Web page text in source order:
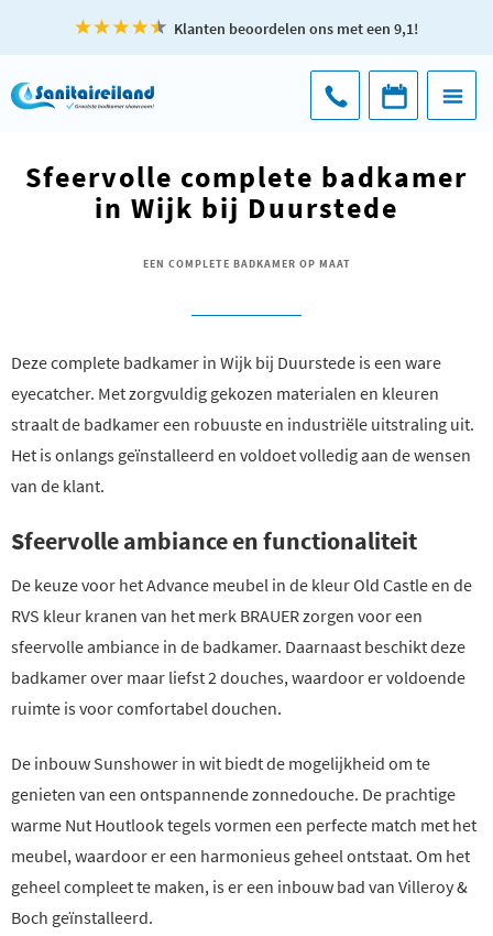
Klanten beoordelen ons met een 9,1!
Sfeervolle complete badkamer
in Wijk bij Duurstede
EEN COMPLETE BADKAMER OP MAAT
Deze complete badkamer in Wijk bij Duurstede is een ware
eyecatcher. Met zorgvuldig gekozen materialen en kleuren
straalt de badkamer een robuuste en industriële uitstraling uit.
Het is onlangs geïnstalleerd en voldoet volledig aan de wensen
van de klant.
Sfeervolle ambiance en functionaliteit
De keuze voor het Advance meubel in de kleur Old Castle en de
RVS kleur kranen van het merk BRAUER zorgen voor een
sfeervolle ambiance in de badkamer. Daarnaast beschikt deze
badkamer over maar liefst 2 douches, waardoor er voldoende
ruimte is voor comfortabel douchen.
De inbouw Sunshower in wit biedt de mogelijkheid om te
genieten van een ontspannende zonnedouche. De prachtige
warme Nut Houtlook tegels vormen een perfecte match met het
meubel, waardoor er een harmonieus geheel ontstaat. Om het
geheel compleet te maken, is er een inbouw bad van Villeroy &
Boch geïnstalleerd.